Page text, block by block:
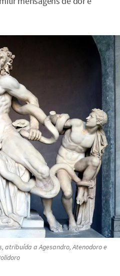
atribuída a Agesandro, Atenodoro e